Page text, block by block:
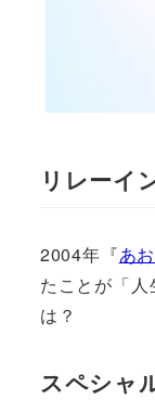
リレーイ
2004年『あ
たことが「
は？
スペシャ